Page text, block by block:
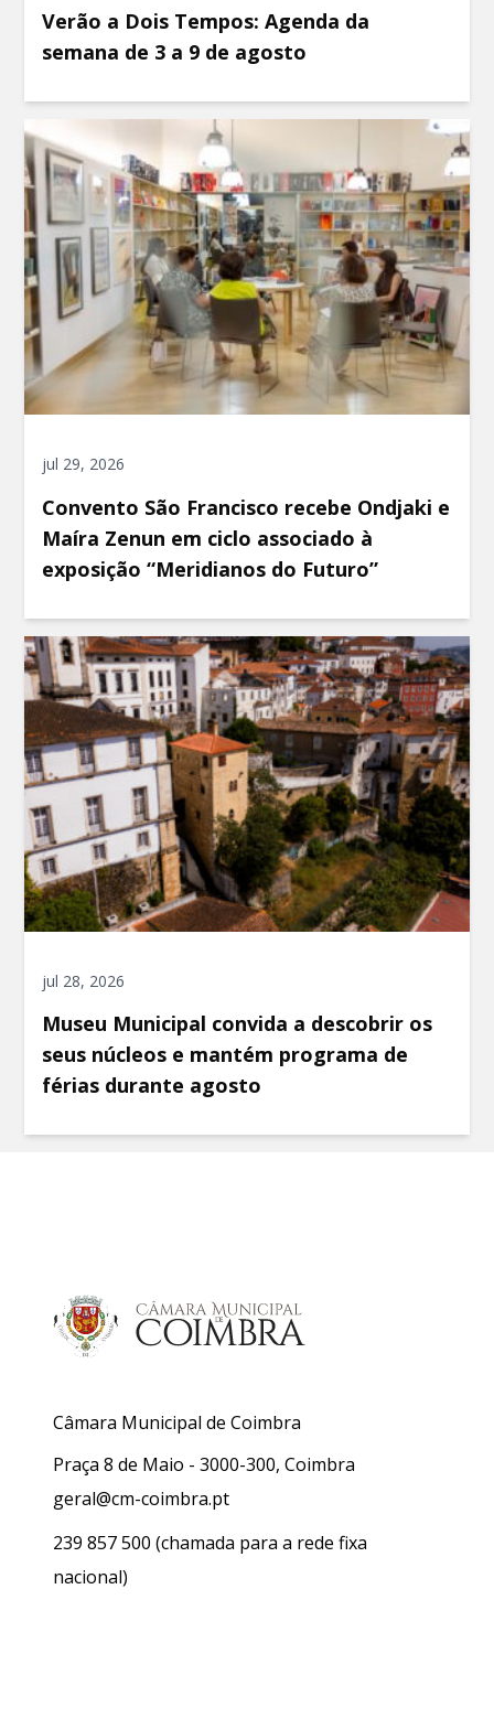
Verão a Dois Tempos: Agenda da
semana de 3 a 9 de agosto
jul 29, 2026
Convento São Francisco recebe Ondjaki e
Maíra Zenun em ciclo associado à
exposição “Meridianos do Futuro”
jul 28, 2026
Museu Municipal convida a descobrir os
seus núcleos e mantém programa de
férias durante agosto
Câmara Municipal de Coimbra
Praça 8 de Maio - 3000-300, Coimbra
geral@cm-coimbra.pt
239 857 500 (chamada para a rede fixa
nacional)